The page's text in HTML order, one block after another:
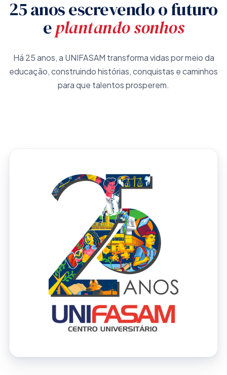
25 anos escrevendo o futuro
eplantando sonhos
Há 25 anos, a UNIFASAM transforma vidas por meio da
educação, construindo histórias, conquistas e caminhos
para que talentos prosperem.